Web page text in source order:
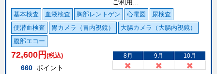
ご利用...
基本検査 血液検査 胸部レントゲン 心電図
尿検査
便潜血検査
胃カメラ（胃内視鏡）
大腸カメラ（大腸内視鏡）
腹部エコー
72,600 円 (税込)
660 ポイント
8月 9月 10月